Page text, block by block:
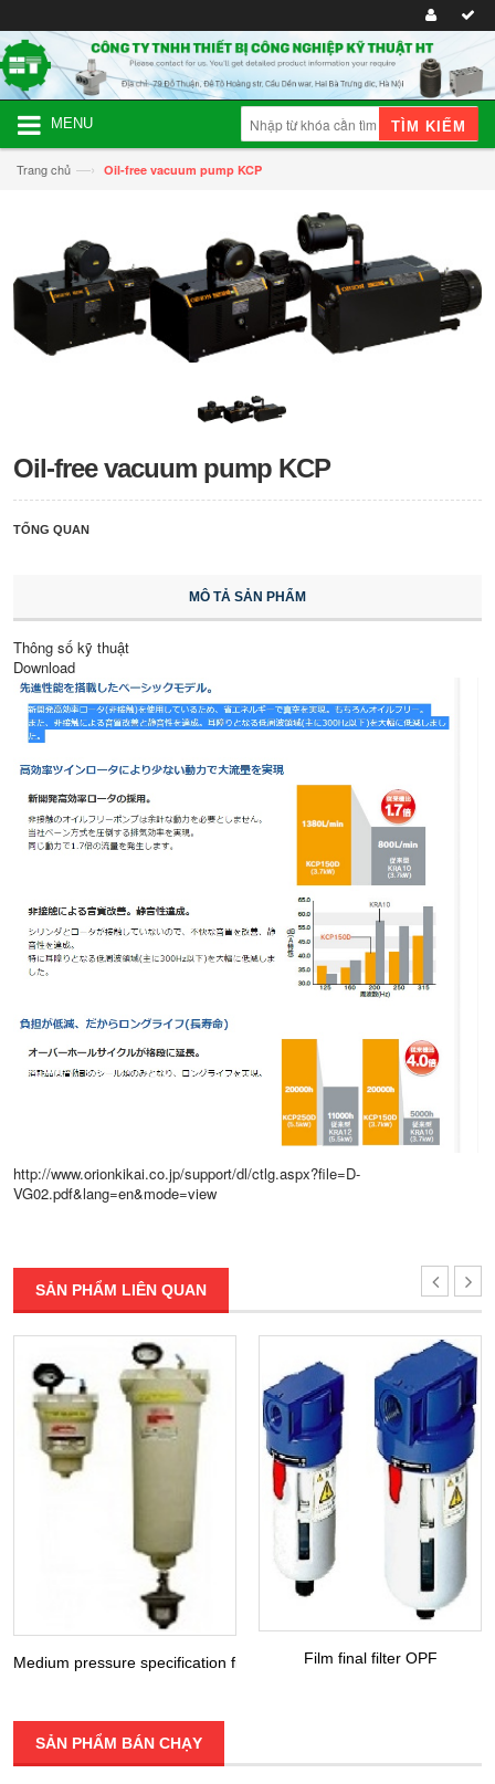
MENU TÌM KIẾM
Trang chủ —› Oil-free vacuum pump KCP
Oil-free vacuum pump KCP
TỔNG QUAN
MÔ TẢ SẢN PHẨM
Thông số kỹ thuật
Download
http://www.orionkikai.co.jp/support/dl/ctlg.aspx?file=D-
VG02.pdf&lang=en&mode=view
SẢN PHẨM LIÊN QUAN
Medium pressure specification filter DFH / LFH / MFH / KFH
Film final filter OPF
SẢN PHẨM BÁN CHẠY